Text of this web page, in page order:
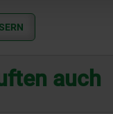
auch